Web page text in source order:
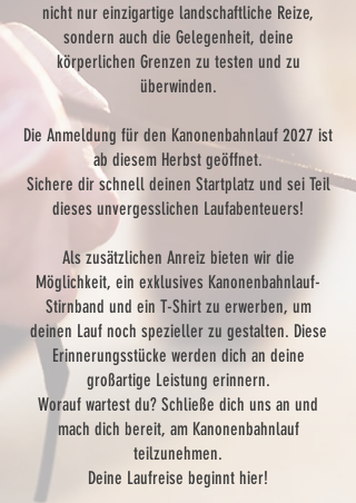
nicht nur einzigartige landschaftliche Reize,
sondern auch die Gelegenheit, deine
körperlichen Grenzen zu testen und zu
überwinden.
Die Anmeldung für den Kanonenbahnlauf 2027 ist
ab diesem Herbst geöffnet.
Sichere dir schnell deinen Startplatz und sei Teil
dieses unvergesslichen Laufabenteuers!
Als zusätzlichen Anreiz bieten wir die
Möglichkeit, ein exklusives Kanonenbahnlauf-
Stirnband und ein T-Shirt zu erwerben, um
deinen Lauf noch spezieller zu gestalten. Diese
Erinnerungsstücke werden dich an deine
großartige Leistung erinnern.
Worauf wartest du? Schließe dich uns an und
mach dich bereit, am Kanonenbahnlauf
teilzunehmen.
Deine Laufreise beginnt hier!